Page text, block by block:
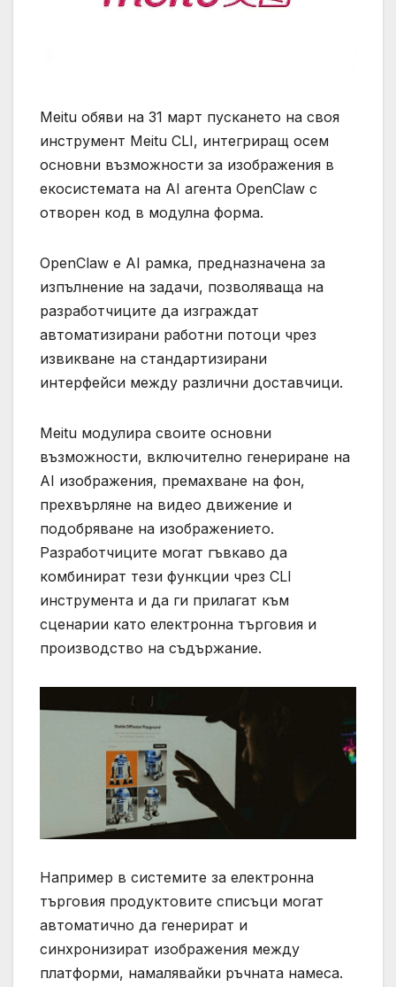
Meitu обяви на 31 март пускането на своя
инструмент Meitu CLI, интегриращ осем
основни възможности за изображения в
екосистемата на AI агента OpenClaw с
отворен код в модулна форма.
OpenClaw е AI рамка, предназначена за
изпълнение на задачи, позволяваща на
разработчиците да изграждат
автоматизирани работни потоци чрез
извикване на стандартизирани
интерфейси между различни доставчици.
Meitu модулира своите основни
възможности, включително генериране на
AI изображения, премахване на фон,
прехвърляне на видео движение и
подобряване на изображението.
Разработчиците могат гъвкаво да
комбинират тези функции чрез CLI
инструмента и да ги прилагат към
сценарии като електронна търговия и
производство на съдържание.
Например в системите за електронна
търговия продуктовите списъци могат
автоматично да генерират и
синхронизират изображения между
платформи, намалявайки ръчната намеса.